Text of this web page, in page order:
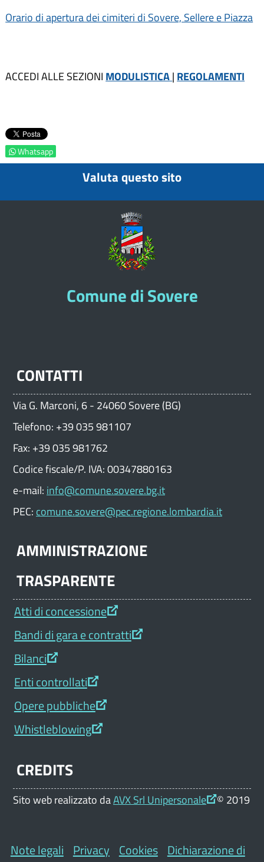
Orario di apertura dei cimiteri di Sovere, Sellere e Piazza
ACCEDI ALLE SEZIONI MODULISTICA| REGOLAMENTI
Whatsapp
Valuta questo sito
Comune di Sovere
CONTATTI
Via G. Marconi, 6 - 24060 Sovere (BG)
Telefono: +39 035 981107
Fax: +39 035 981762
Codice fiscale/P. IVA: 00347880163
e-mail: info@comune.sovere.bg.it
PEC: comune.sovere@pec.regione.lombardia.it
AMMINISTRAZIONE
TRASPARENTE
Atti di concessione
Bandi di gara e contratti
Bilanci
Enti controllati
Opere pubbliche
Whistleblowing
CREDITS
Sito web realizzato daAVX Srl Unipersonale © 2019
Note legali Privacy Cookies Dichiarazione di